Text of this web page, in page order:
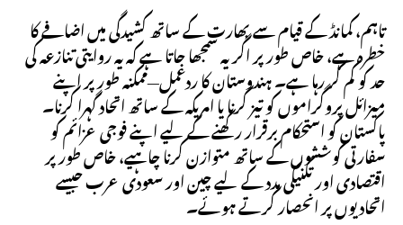
تاہم، کمانڈ کے قیام سے بھارت کے ساتھ کشیدگی میں اضافے کا
خطرہ ہے، خاص طور پر اگر یہ سمجھا جاتا ہے کہ یہ روایتی تنازعہ کی
حد کو کم کر رہا ہے۔ ہندوستان کا ردعمل—ممکنہ طور پر اپنے
میزائل پروگراموں کو تیز کرنا یا امریکہ کے ساتھ اتحاد گہرا کرنا۔
پاکستان کو استحکام برقرار رکھنے کے لیے اپنے فوجی عزائم کو
سفارتی کوششوں کے ساتھ متوازن کرنا چاہیے، خاص طور پر
اقتصادی اور تکنیکی مدد کے لیے چین اور سعودی عرب جیسے
اتحادیوں پر انحصار کرتے ہوئے۔